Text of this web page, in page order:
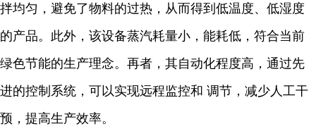
拌均匀，避免了物料的过热，从而得到低温度、低湿度
的产品。此外，该设备蒸汽耗量小，能耗低，符合当前
绿色节能的生产理念。再者，其自动化程度高，通过先
进的控制系统，可以实现远程监控和 调节，减少人工干
预，提高生产效率。